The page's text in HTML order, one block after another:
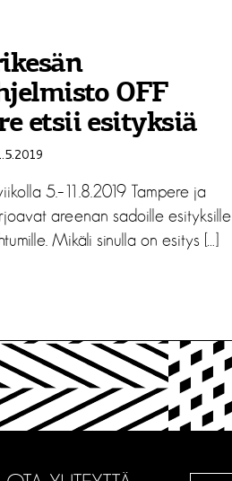
OFF
etsii esityksiä
5.–11.8.2019 Tampere ja
areenan sadoille esityksille
Mikäli sinulla on esitys […]